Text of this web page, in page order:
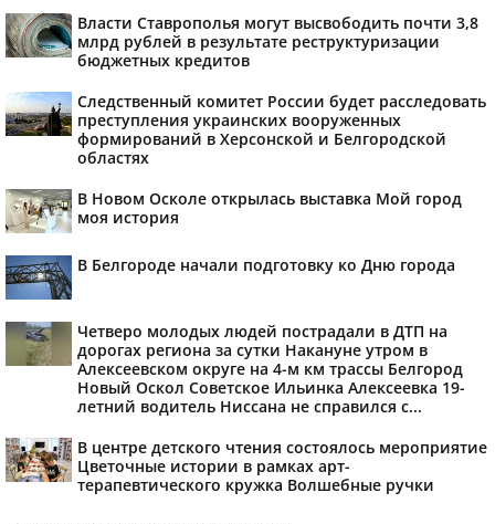
Власти Ставрополья могут высвободить почти 3,8
млрд рублей в результате реструктуризации
бюджетных кредитов
Следственный комитет России будет расследовать
преступления украинских вооруженных
формирований в Херсонской и Белгородской
областях
В Новом Осколе открылась выставка Мой город
моя история
В Белгороде начали подготовку ко Дню города
Четверо молодых людей пострадали в ДТП на
дорогах региона за сутки Накануне утром в
Алексеевском округе на 4-м км трассы Белгород
Новый Оскол Советское Ильинка Алексеевка 19-
летний водитель Ниссана не справился с...
В центре детского чтения состоялось мероприятие
Цветочные истории в рамках арт-
терапевтического кружка Волшебные ручки